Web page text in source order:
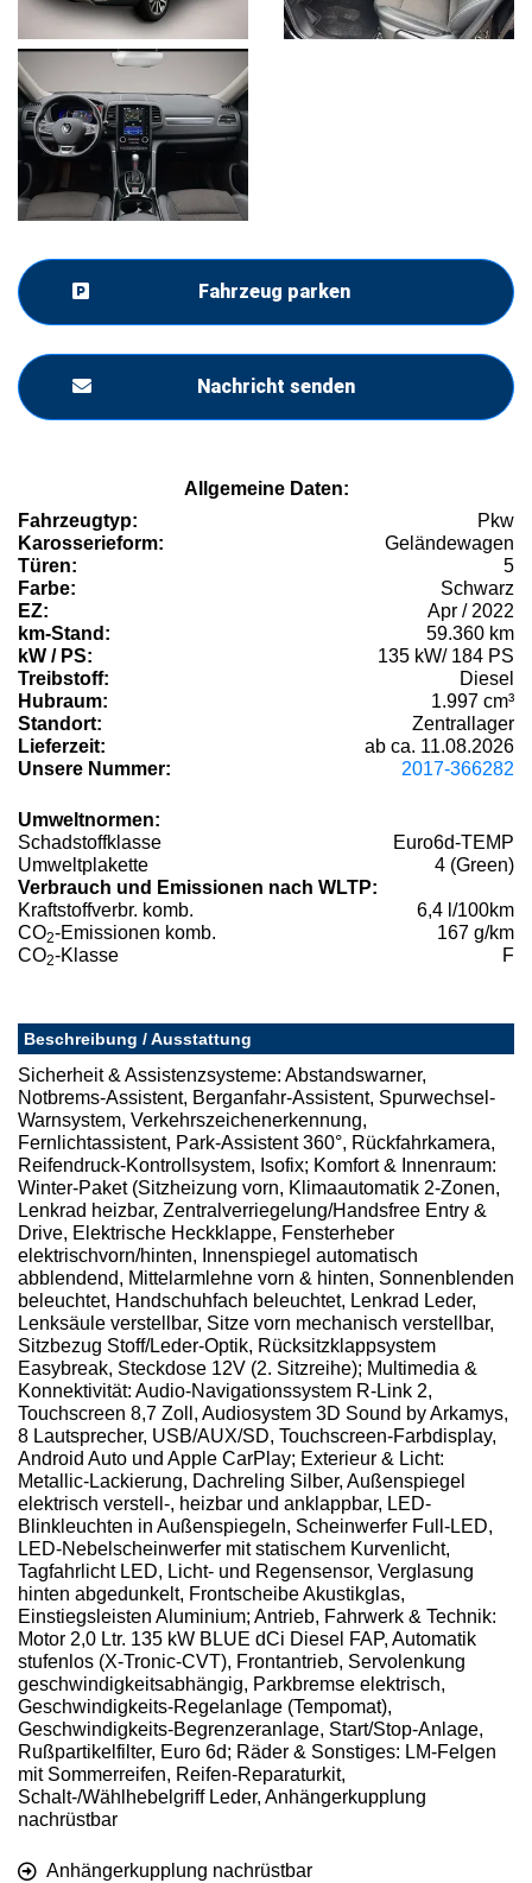
Fahrzeug parken
Nachricht senden
Allgemeine Daten:
Fahrzeugtyp:
Pkw
Karosserieform:
Geländewagen
Türen:
5
Farbe:
Schwarz
EZ:
Apr / 2022
km-Stand:
59.360 km
kW / PS:
135 kW/ 184 PS
Treibstoff:
Diesel
Hubraum:
1.997 cm³
Standort:
Zentrallager
Lieferzeit:
ab ca. 11.08.2026
Unsere Nummer:
2017-366282
Umweltnormen:
Schadstoffklasse
Euro6d-TEMP
Umweltplakette
4 (Green)
Verbrauch und Emissionen nach WLTP:
Kraftstoffverbr. komb.
6,4 l/100km
CO2-Emissionen komb.
167 g/km
CO2-Klasse F
Beschreibung / Ausstattung
Sicherheit & Assistenzsysteme: Abstandswarner,
Notbrems-Assistent, Berganfahr-Assistent, Spurwechsel-
Warnsystem, Verkehrszeichenerkennung,
Fernlichtassistent, Park-Assistent 360°, Rückfahrkamera,
Reifendruck-Kontrollsystem, Isofix; Komfort & Innenraum:
Winter-Paket (Sitzheizung vorn, Klimaautomatik 2-Zonen,
Lenkrad heizbar, Zentralverriegelung/Handsfree Entry &
Drive, Elektrische Heckklappe, Fensterheber
elektrischvorn/hinten, Innenspiegel automatisch
abblendend, Mittelarmlehne vorn & hinten, Sonnenblenden
beleuchtet, Handschuhfach beleuchtet, Lenkrad Leder,
Lenksäule verstellbar, Sitze vorn mechanisch verstellbar,
Sitzbezug Stoff/Leder-Optik, Rücksitzklappsystem
Easybreak, Steckdose 12V (2. Sitzreihe); Multimedia &
Konnektivität: Audio-Navigationssystem R-Link 2,
Touchscreen 8,7 Zoll, Audiosystem 3D Sound by Arkamys,
8 Lautsprecher, USB/AUX/SD, Touchscreen-Farbdisplay,
Android Auto und Apple CarPlay; Exterieur & Licht:
Metallic-Lackierung, Dachreling Silber, Außenspiegel
elektrisch verstell-, heizbar und anklappbar, LED-
Blinkleuchten in Außenspiegeln, Scheinwerfer Full-LED,
LED-Nebelscheinwerfer mit statischem Kurvenlicht,
Tagfahrlicht LED, Licht- und Regensensor, Verglasung
hinten abgedunkelt, Frontscheibe Akustikglas,
Einstiegsleisten Aluminium; Antrieb, Fahrwerk & Technik:
Motor 2,0 Ltr. 135 kW BLUE dCi Diesel FAP, Automatik
stufenlos (X-Tronic-CVT), Frontantrieb, Servolenkung
geschwindigkeitsabhängig, Parkbremse elektrisch,
Geschwindigkeits-Regelanlage (Tempomat),
Geschwindigkeits-Begrenzeranlage, Start/Stop-Anlage,
Rußpartikelfilter, Euro 6d; Räder & Sonstiges: LM-Felgen
mit Sommerreifen, Reifen-Reparaturkit,
Schalt-/Wählhebelgriff Leder, Anhängerkupplung
nachrüstbar
Anhängerkupplung nachrüstbar